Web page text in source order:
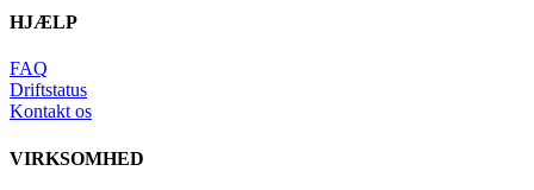
HJÆLP
FAQ
Driftstatus
Kontakt os
VIRKSOMHED